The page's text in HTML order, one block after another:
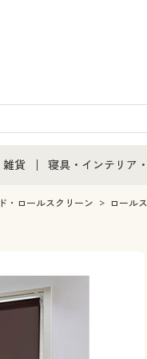
雑貨
雑貨すべて
・雑貨・日用品
寝具・インテリア
寝具・インテリア
寝具・ベッド
カーテン・ラグ・
・ロールスクリーン ロール